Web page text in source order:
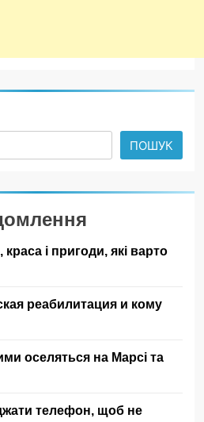
ПОШУК
і пригоди, які варто
реабилитация и кому
оселяться на Марсі та
телефон, щоб не